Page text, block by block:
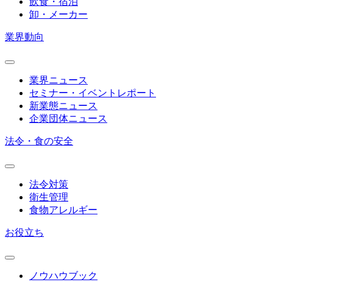
卸・メーカー
業界動向
業界ニュース
セミナー・イベントレポート
新業態ニュース
企業団体ニュース
法令・食の安全
法令対策
衛生管理
食物アレルギー
お役立ち
ノウハウブック